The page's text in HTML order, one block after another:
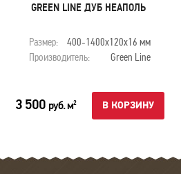
GREEN LINE ДУБ НЕАПОЛЬ
Размер:
400-1400х120х16 мм
Производитель:
Green Line
3 500 руб. м2 В КОРЗИНУ